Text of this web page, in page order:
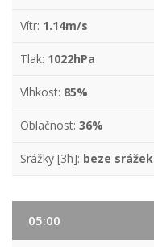
Vítr: 1.14m/s
Tlak: 1022hPa
Vlhkost: 85%
Oblačnost: 36%
Srážky [3h]: beze srážek
05:00